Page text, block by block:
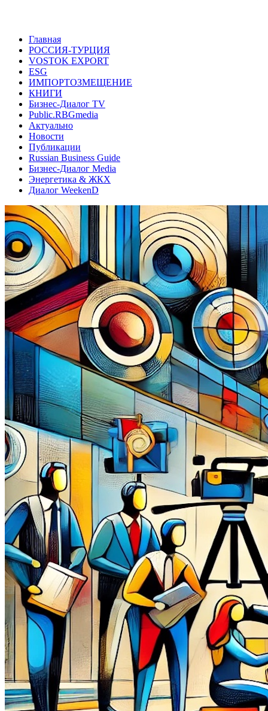
Главная
РОССИЯ-ТУРЦИЯ
VOSTOK EXPORT
ESG
ИМПОРТОЗМЕЩЕНИЕ
КНИГИ
Бизнес-Диалог TV
Public.RBGmedia
Актуально
Новости
Публикации
Russian Business Guide
Бизнес-Диалог Media
Энергетика & ЖКХ
Диалог WeekenD